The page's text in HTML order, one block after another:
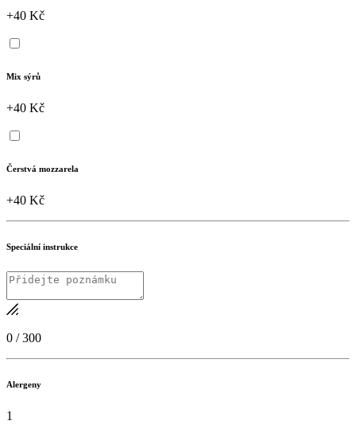
+40 Kč
Mix sýrů
+40 Kč
Čerstvá mozzarela
+40 Kč
Speciální instrukce
0 /300
Alergeny
1